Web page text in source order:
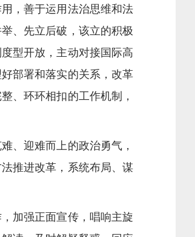
，善于运用法治思维和法
、先立后破，该立的积极
型开放，主动对接国际高
部署和落实的关系，改革
、环环相扣的工作机制，
、迎难而上的政治勇气，
推进改革，系统布局、谋
加强正面宣传，唱响主旋